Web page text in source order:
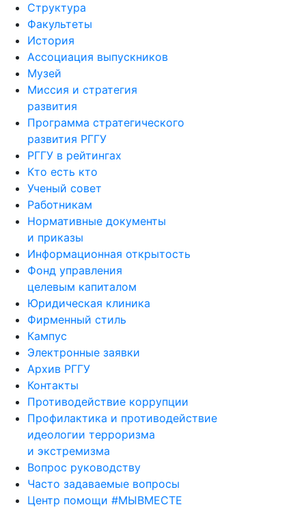
Структура
Факультеты
История
Ассоциация выпускников
Музей
Миссия и стратегия
развития
Программа стратегического
развития РГГУ
РГГУ в рейтингах
Кто есть кто
Ученый совет
Работникам
Нормативные документы
и приказы
Информационная открытость
Фонд управления
целевым капиталом
Юридическая клиника
Фирменный стиль
Кампус
Электронные заявки
Архив РГГУ
Контакты
Противодействие коррупции
Профилактика и противодействие
идеологии терроризма
и экстремизма
Вопрос руководству
Часто задаваемые вопросы
Центр помощи #МЫВМЕСТЕ